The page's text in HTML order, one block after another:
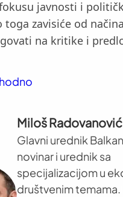
javnosti i
toga zavisiće od
na kritike i
Miloš Radovanović
Glavni urednik
novinar i urednik sa
specijalizacijom u
društvenim